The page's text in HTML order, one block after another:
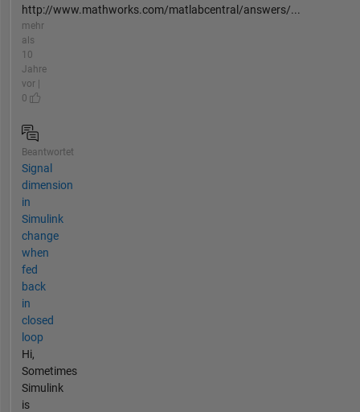
http://www.mathworks.com/matlabcentral/answers/...
mehr
als
10
Jahre
vor |
0
Beantwortet
Signal
dimension
in
Simulink
change
when
fed
back
in
closed
loop
Hi,
Sometimes
Simulink
is